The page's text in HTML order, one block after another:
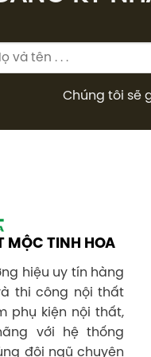
Chúng tôi sẽ
MỘC TINH HOA
hiệu uy tín hàng
thi công nội thất
phụ kiện nội thất,
với hệ thống
đội ngũ chuyên